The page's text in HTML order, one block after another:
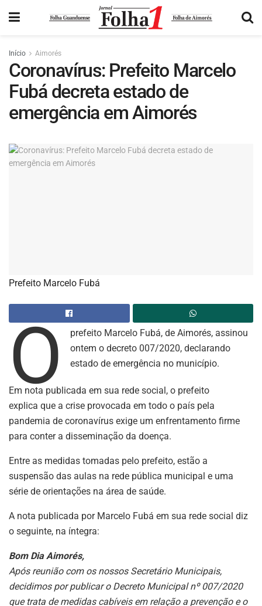
Início Aimorés
Coronavírus: Prefeito Marcelo
Fubá decreta estado de
emergência em Aimorés
Prefeito Marcelo Fubá
O
prefeito Marcelo Fubá, de Aimorés, assinou
ontem o decreto 007/2020, declarando
estado de emergência no município.
Em nota publicada em sua rede social, o prefeito
explica que a crise provocada em todo o país pela
pandemia de coronavírus exige um enfrentamento firme
para conter a disseminação da doença.
Entre as medidas tomadas pelo prefeito, estão a
suspensão das aulas na rede pública municipal e uma
série de orientações na área de saúde.
A nota publicada por Marcelo Fubá em sua rede social diz
o seguinte, na íntegra:
Bom Dia Aimorés,
Após reunião com os nossos Secretário Municipais,
decidimos por publicar o Decreto Municipal nº 007/2020
que trata de medidas cabíveis em relação a prevenção e o